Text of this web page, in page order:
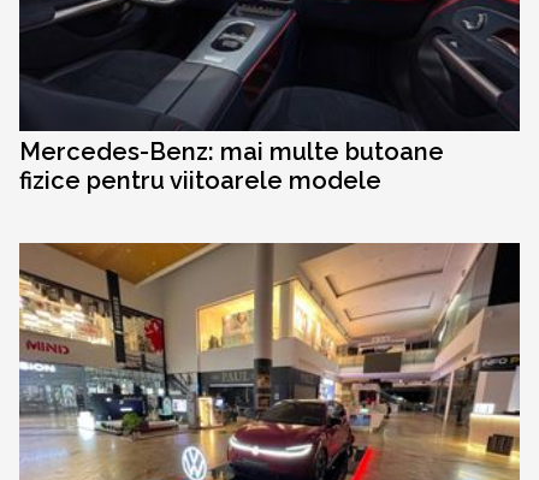
Mercedes-Benz: mai multe butoane
fizice pentru viitoarele modele